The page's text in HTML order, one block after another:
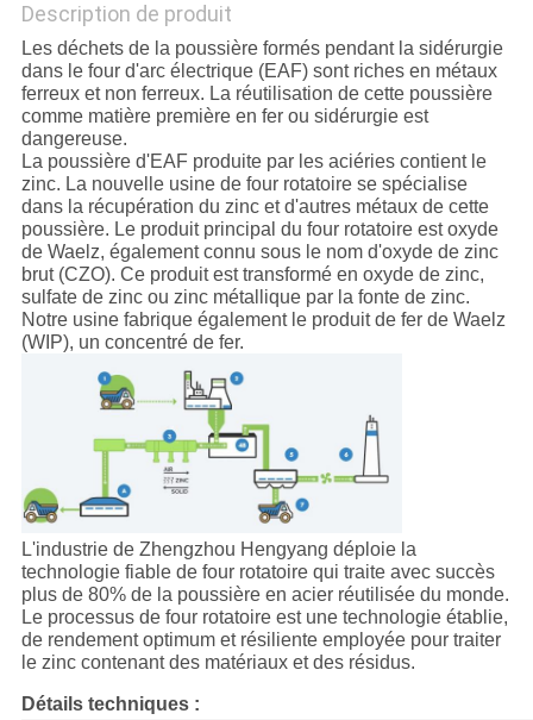
Description de produit
Les déchets de la poussière formés pendant la sidérurgie
dans le four d'arc électrique (EAF) sont riches en métaux
ferreux et non ferreux. La réutilisation de cette poussière
comme matière première en fer ou sidérurgie est
dangereuse.
La poussière d'EAF produite par les aciéries contient le
zinc. La nouvelle usine de four rotatoire se spécialise
dans la récupération du zinc et d'autres métaux de cette
poussière. Le produit principal du four rotatoire est oxyde
de Waelz, également connu sous le nom d'oxyde de zinc
brut (CZO). Ce produit est transformé en oxyde de zinc,
sulfate de zinc ou zinc métallique par la fonte de zinc.
Notre usine fabrique également le produit de fer de Waelz
(WIP), un concentré de fer.
L'industrie de Zhengzhou Hengyang déploie la
technologie fiable de four rotatoire qui traite avec succès
plus de 80% de la poussière en acier réutilisée du monde.
Le processus de four rotatoire est une technologie établie,
de rendement optimum et résiliente employée pour traiter
le zinc contenant des matériaux et des résidus.
Détails techniques :